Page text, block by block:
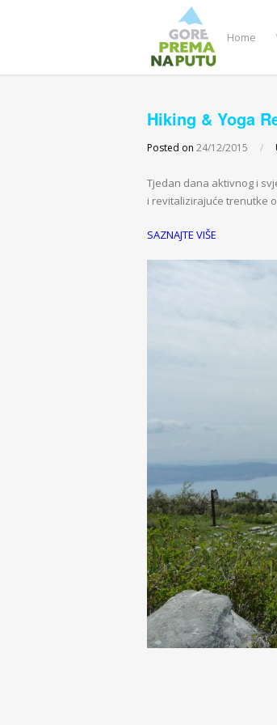
Home
Hiking & Yoga
Posted on 24/12/2015 /
Tjedan dana aktivnog i
i revitalizirajuće trenutke
SAZNAJTE VIŠE